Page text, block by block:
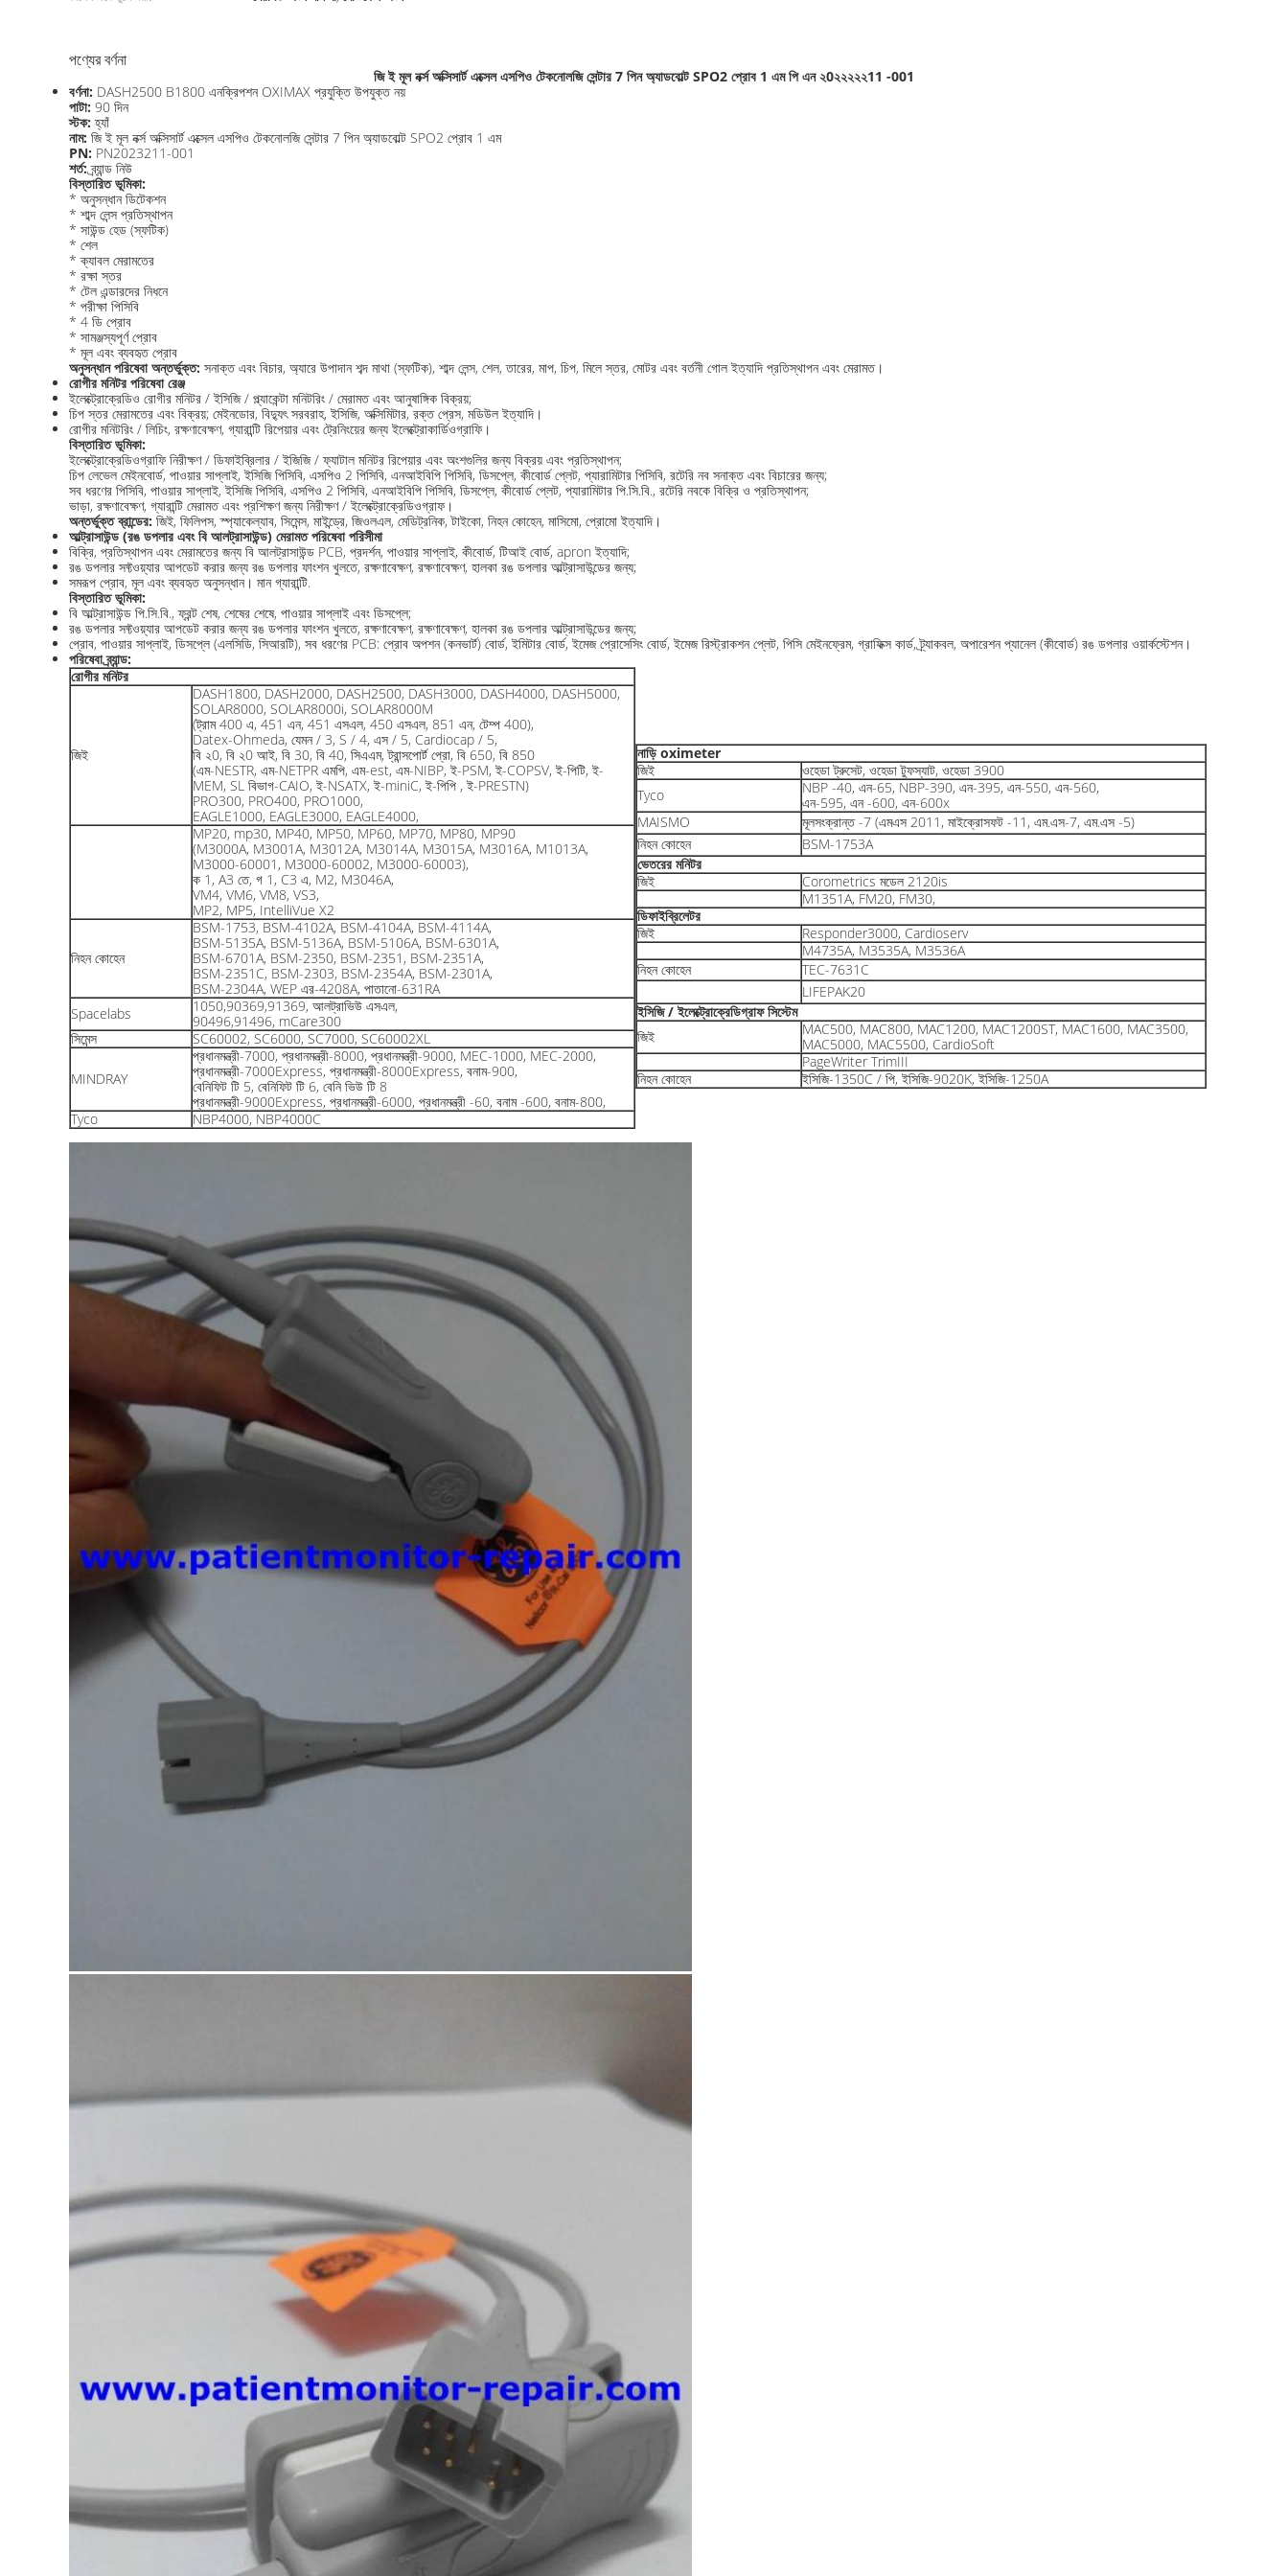
পণ্যের বর্ণনা
জি ই মূল নর্ক্স অক্সিসার্ট এক্সেল এসপিও টেকনোলজি সেন্টার 7 পিন অ্যাডবোল্ট SPO2 প্রোব 1 এম পি এন ২0২২২২২11 -001
বর্ণনা: DASH2500 B1800 এনক্রিপশন OXIMAX প্রযুক্তি উপযুক্ত নয়
পাটা: 90 দিন
স্টক: হ্যাঁ
নাম: জি ই মূল নর্ক্স অক্সিসার্ট এক্সেল এসপিও টেকনোলজি সেন্টার 7 পিন অ্যাডবোল্ট SPO2 প্রোব 1 এম
PN: PN2023211-001
শর্ত:ব্র্যান্ড নিউ
বিস্তারিত ভূমিকা:
* অনুসন্ধান ডিটেকশন
* শাব্দ লেন্স প্রতিস্থাপন
* সাউন্ড হেড (স্ফটিক)
* শেল
* ক্যাবল মেরামতের
* রক্ষা স্তর
* টেল এন্ডারদের নিধনে
* পরীক্ষা পিসিবি
* 4 ডি প্রোব
* সামঞ্জস্যপূর্ণ প্রোব
* মূল এবং ব্যবহৃত প্রোব
অনুসন্ধান পরিষেবা অন্তর্ভুক্ত: সনাক্ত এবং বিচার, অ্যারে উপাদান শব্দ মাথা (স্ফটিক), শাব্দ লেন্স, শেল, তারের, মাপ, চিপ, মিলে স্তর, মোটর এবং বর্তনী গোল ইত্যাদি প্রতিস্থাপন এবং মেরামত।
রোগীর মনিটর পরিষেবা রেঞ্জ
ইলেক্ট্রোক্রেডিও রোগীর মনিটর / ইসিজি / প্ল্যাকেন্টা মনিটরিং / মেরামত এবং আনুষাঙ্গিক বিক্রয়;
চিপ স্তর মেরামতের এবং বিক্রয়; মেইনডোর, বিদ্যুৎ সরবরাহ, ইসিজি, অক্সিমিটার, রক্ত ​​প্রেস, মডিউল ইত্যাদি।
রোগীর মনিটরিং / লিচিং, রক্ষণাবেক্ষণ, গ্যারান্টি রিপেয়ার এবং ট্রেনিংয়ের জন্য ইলেক্ট্রোকার্ডিওগ্রাফি।
বিস্তারিত ভূমিকা:
ইলেক্ট্রোক্রেডিওগ্রাফি নিরীক্ষণ / ডিফাইব্রিলার / ইজিজি / ফ্যাটাল মনিটর রিপেয়ার এবং অংশগুলির জন্য বিক্রয় এবং প্রতিস্থাপন;
চিপ লেভেল মেইনবোর্ড, পাওয়ার সাপ্লাই, ইসিজি পিসিবি, এসপিও 2 পিসিবি, এনআইবিপি পিসিবি, ডিসপ্লে, কীবোর্ড প্লেট, প্যারামিটার পিসিবি, রটেরি নব সনাক্ত এবং বিচারের জন্য;
সব ধরণের পিসিবি, পাওয়ার সাপ্লাই, ইসিজি পিসিবি, এসপিও 2 পিসিবি, এনআইবিপি পিসিবি, ডিসপ্লে, কীবোর্ড প্লেট, প্যারামিটার পি.সি.বি., রটেরি নবকে বিক্রি ও প্রতিস্থাপন;
ভাড়া, রক্ষণাবেক্ষণ, গ্যারান্টি মেরামত এবং প্রশিক্ষণ জন্য নিরীক্ষণ / ইলেক্ট্রোক্রেডিওগ্রাফ।
অন্তর্ভুক্ত ব্রান্ডের: জিই, ফিলিপস, স্প্যাকেল্যাব, সিমেন্স, মাইন্ড্রে, জিওলএল, মেডিট্রনিক, টাইকো, নিহন কোহেন, মাসিমো, প্রোমো ইত্যাদি।
আল্ট্রাসাউন্ড (রঙ ডপলার এবং বি আলট্রাসাউন্ড) মেরামত পরিষেবা পরিসীমা
বিক্রি, প্রতিস্থাপন এবং মেরামতের জন্য বি আলট্রাসাউন্ড PCB, প্রদর্শন, পাওয়ার সাপ্লাই, কীবোর্ড, টিআই বোর্ড, apron ইত্যাদি;
রঙ ডপলার সফ্টওয়্যার আপডেট করার জন্য রঙ ডপলার ফাংশন খুলতে, রক্ষণাবেক্ষণ, রক্ষণাবেক্ষণ, হালকা রঙ ডপলার আল্ট্রাসাউন্ডের জন্য;
সমরূপ প্রোব, মূল এবং ব্যবহৃত অনুসন্ধান। মান গ্যারান্টি.
বিস্তারিত ভূমিকা:
বি আল্ট্রাসাউন্ড পি.সি.বি., ফ্রন্ট শেষ, শেষের শেষে, পাওয়ার সাপ্লাই এবং ডিসপ্লে;
রঙ ডপলার সফ্টওয়্যার আপডেট করার জন্য রঙ ডপলার ফাংশন খুলতে, রক্ষণাবেক্ষণ, রক্ষণাবেক্ষণ, হালকা রঙ ডপলার আল্ট্রাসাউন্ডের জন্য;
প্রোব, পাওয়ার সাপ্লাই, ডিসপ্লে (এলসিডি, সিআরটি), সব ধরণের PCB: প্রোব অপশন (কনভার্ট) বোর্ড, ইমিটার বোর্ড, ইমেজ প্রোসেসিং বোর্ড, ইমেজ রিস্ট্রাকশন প্লেট, পিসি মেইনফ্রেম, গ্রাফিক্স কার্ড, ট্র্যাকবল, অপারেশন প্যানেল (কীবোর্ড) রঙ ডপলার ওয়ার্কস্টেশন।
পরিষেবা ব্র্যান্ড:
রোগীর মনিটর
জিই
DASH1800, DASH2000, DASH2500, DASH3000, DASH4000, DASH5000,
SOLAR8000, SOLAR8000i, SOLAR8000M
(ট্রাম 400 এ, 451 এন, 451 এসএল, 450 এসএল, 851 এন, টেম্প 400),
Datex-Ohmeda, যেমন / 3, S / 4, এস / 5, Cardiocap / 5,
বি ২0, বি ২0 আই, বি 30, বি 40, সিএএম, ট্রান্সপোর্ট প্রো, বি 650, বি 850
(এম-NESTR, এম-NETPR এমপি, এম-est, এম-NIBP, ই-PSM, ই-COPSV, ই-পিটি, ই-
MEM, SL বিভাগ-CAIO, ই-NSATX, ই-miniC, ই-পিপি , ই-PRESTN)
PRO300, PRO400, PRO1000,
EAGLE1000, EAGLE3000, EAGLE4000,
MP20, mp30, MP40, MP50, MP60, MP70, MP80, MP90
(M3000A, M3001A, M3012A, M3014A, M3015A, M3016A, M1013A,
M3000-60001, M3000-60002, M3000-60003),
ক 1, A3 তে, গ 1, C3 এ, M2, M3046A,
VM4, VM6, VM8, VS3,
MP2, MP5, IntelliVue X2
নিহন কোহেন
BSM-1753, BSM-4102A, BSM-4104A, BSM-4114A,
BSM-5135A, BSM-5136A, BSM-5106A, BSM-6301A,
BSM-6701A, BSM-2350, BSM-2351, BSM-2351A,
BSM-2351C, BSM-2303, BSM-2354A, BSM-2301A,
BSM-2304A, WEP এর-4208A, পাতানো-631RA
Spacelabs
1050,90369,91369, আলট্রাভিউ এসএল,
90496,91496, mCare300
সিমেন্স
SC60002, SC6000, SC7000, SC60002XL
MINDRAY
প্রধানমন্ত্রী-7000, প্রধানমন্ত্রী-8000, প্রধানমন্ত্রী-9000, MEC-1000, MEC-2000,
প্রধানমন্ত্রী-7000Express, প্রধানমন্ত্রী-8000Express, বনাম-900,
বেনিফিট টি 5, বেনিফিট টি 6, বেনি ভিউ টি 8
প্রধানমন্ত্রী-9000Express, প্রধানমন্ত্রী-6000, প্রধানমন্ত্রী -60, বনাম -600, বনাম-800,
Tyco
NBP4000, NBP4000C
নাড়ি oximeter
জিই
ওহেডা ট্রুসেট, ওহেডা টুফস্যাট, ওহেডা 3900
Tyco
NBP -40, এন-65, NBP-390, এন-395, এন-550, এন-560,
এন-595, এন -600, এন-600x
MAISMO
মূলসংক্রান্ত -7 (এমএস 2011, মাইক্রোসফট -11, এম.এস-7, এম.এস -5)
নিহন কোহেন
BSM-1753A
ভেতরের মনিটর
জিই
Corometrics মডেল 2120is
M1351A, FM20, FM30,
ডিফাইব্রিলেটর
জিই
Responder3000, Cardioserv
M4735A, M3535A, M3536A
নিহন কোহেন
TEC-7631C
LIFEPAK20
ইসিজি / ইলেক্ট্রোক্রেডিগ্রাফ সিস্টেম
জিই
MAC500, MAC800, MAC1200, MAC1200ST, MAC1600, MAC3500,
MAC5000, MAC5500, CardioSoft
PageWriter TrimIII
নিহন কোহেন
ইসিজি-1350C / পি, ইসিজি-9020K, ইসিজি-1250A